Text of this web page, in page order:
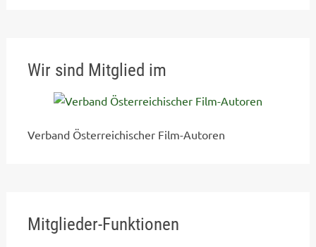
Wir sind Mitglied im
Verband Österreichischer Film-Autoren
Mitglieder-Funktionen